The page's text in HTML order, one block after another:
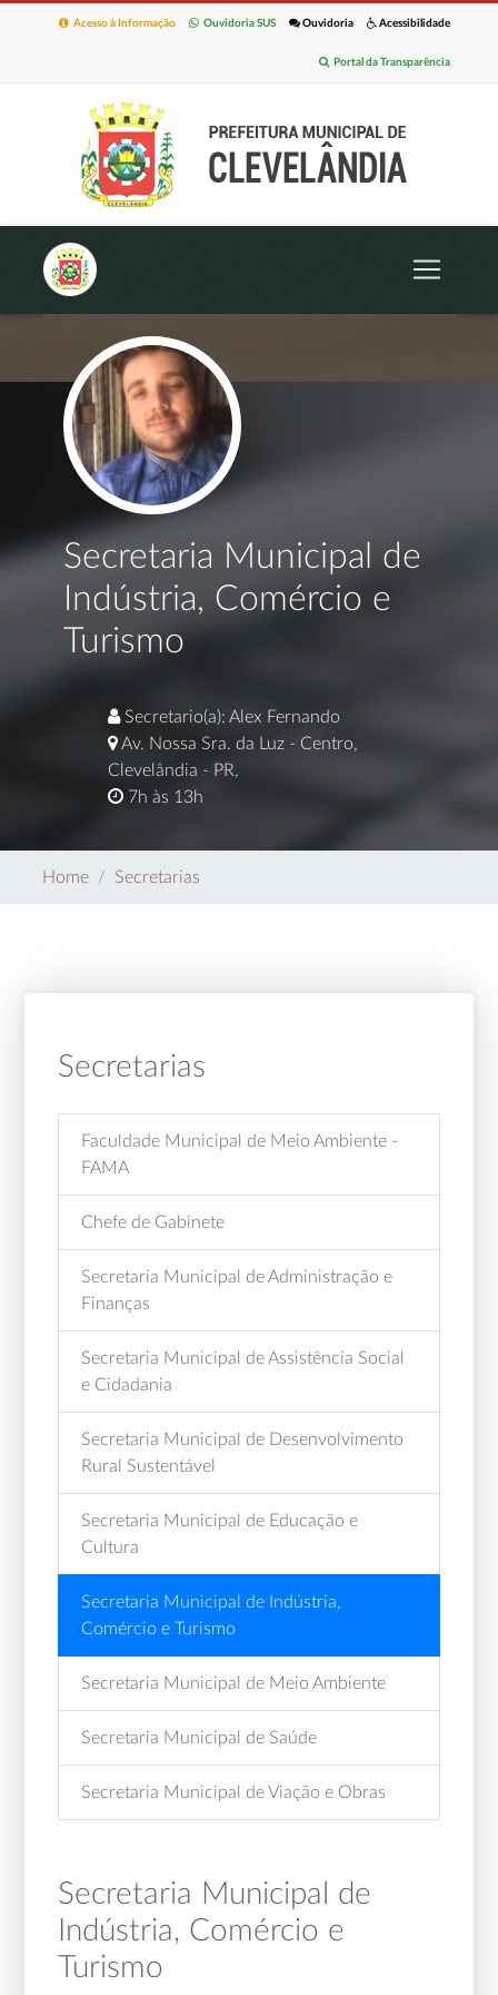
Acessibilidade
Ouvidoria
Ouvidoria SUS
Acesso à Informação
Portal da Transparência
Secretaria Municipal de
Indústria, Comércio e
Turismo
Secretario(a): Alex Fernando
Av. Nossa Sra. da Luz - Centro,
Clevelândia - PR,
7h às 13h
Home Secretarias
Secretarias
Faculdade Municipal de Meio Ambiente -
FAMA
Chefe de Gabinete
Secretaria Municipal de Administração e
Finanças
Secretaria Municipal de Assistência Social
e Cidadania
Secretaria Municipal de Desenvolvimento
Rural Sustentável
Secretaria Municipal de Educação e
Cultura
Secretaria Municipal de Indústria,
Comércio e Turismo
Secretaria Municipal de Meio Ambiente
Secretaria Municipal de Saúde
Secretaria Municipal de Viação e Obras
Secretaria Municipal de
Indústria, Comércio e
Turismo